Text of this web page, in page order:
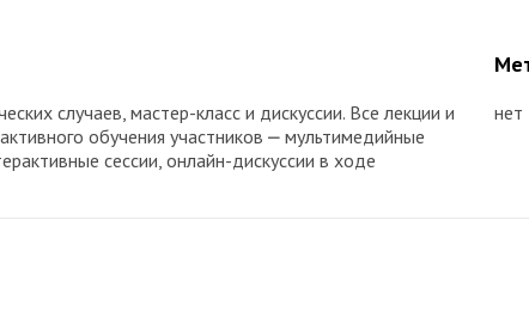
случаев, мастер-класс и дискуссии. Все лекции и
обучения участников ⎼ мультимедийные
сессии, онлайн-дискуссии в ходе
нет